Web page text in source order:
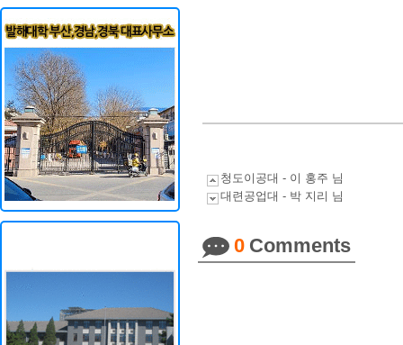
청도이공대 - 이 홍주 님
대련공업대 - 박 지리 님
0 Comments